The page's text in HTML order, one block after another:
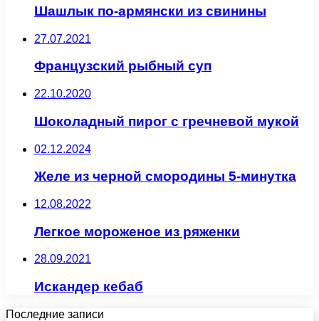
Шашлык по-армянски из свинины
27.07.2021
Французский рыбный суп
22.10.2020
Шоколадный пирог с гречневой мукой
02.12.2024
Желе из черной смородины 5-минутка
12.08.2022
Легкое мороженое из ряженки
28.09.2021
Искандер кебаб
Последние записи